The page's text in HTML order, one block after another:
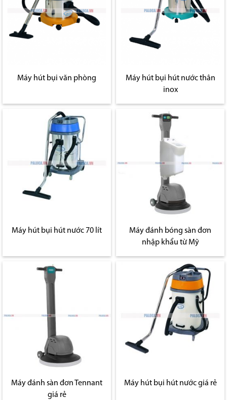
Máy hút bụi văn phòng
Máy hút bụi hút nước thân
inox
Máy hút bụi hút nước 70 lít
Máy đánh bóng sàn đơn
nhập khẩu từ Mỹ
Máy đánh sàn đơn Tennant
giá rẻ
Máy hút bụi hút nước giá rẻ